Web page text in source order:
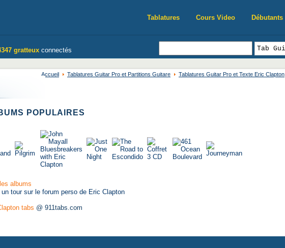
Tablatures Cours Video Débutants
gratteux connectés
Accueil Tablatures Guitar Pro et Partitions Guitare Tablatures Guitar Pro et Texte Eric Clapton
POPULAIRES
albums
un tour sur le forum perso de Eric Clapton
tabs @ 911tabs.com